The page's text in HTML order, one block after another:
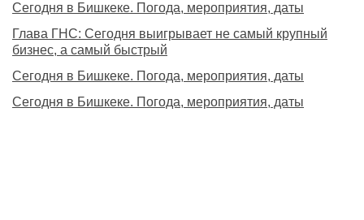
Сегодня в Бишкеке. Погода, мероприятия, даты
Глава ГНС: Сегодня выигрывает не самый крупный
бизнес, а самый быстрый
Сегодня в Бишкеке. Погода, мероприятия, даты
Сегодня в Бишкеке. Погода, мероприятия, даты